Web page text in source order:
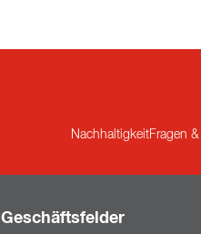
NachhaltigkeitFragen
Geschäftsfelder